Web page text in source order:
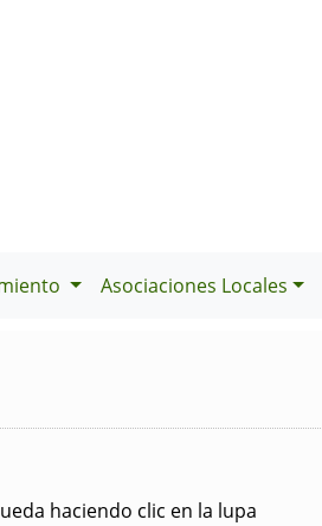
Asociaciones Locales
haciendo clic en la lupa